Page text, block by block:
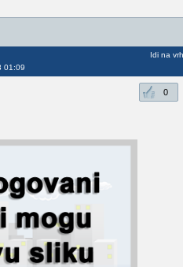
01:09
Idi na vrh
0